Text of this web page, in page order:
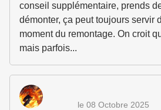
conseil supplémentaire, prends
démonter, ça peut toujours servir
moment du remontage. On croit
mais parfois...
le 08 Octobre 2025